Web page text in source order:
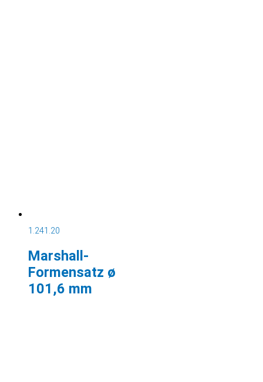
1.241.20
Marshall-
Formensatz ø
101,6 mm